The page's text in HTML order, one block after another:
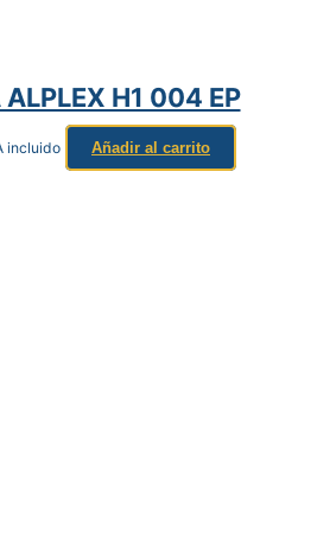
ALPLEX H1 004 EP
incluido Añadir al carrito